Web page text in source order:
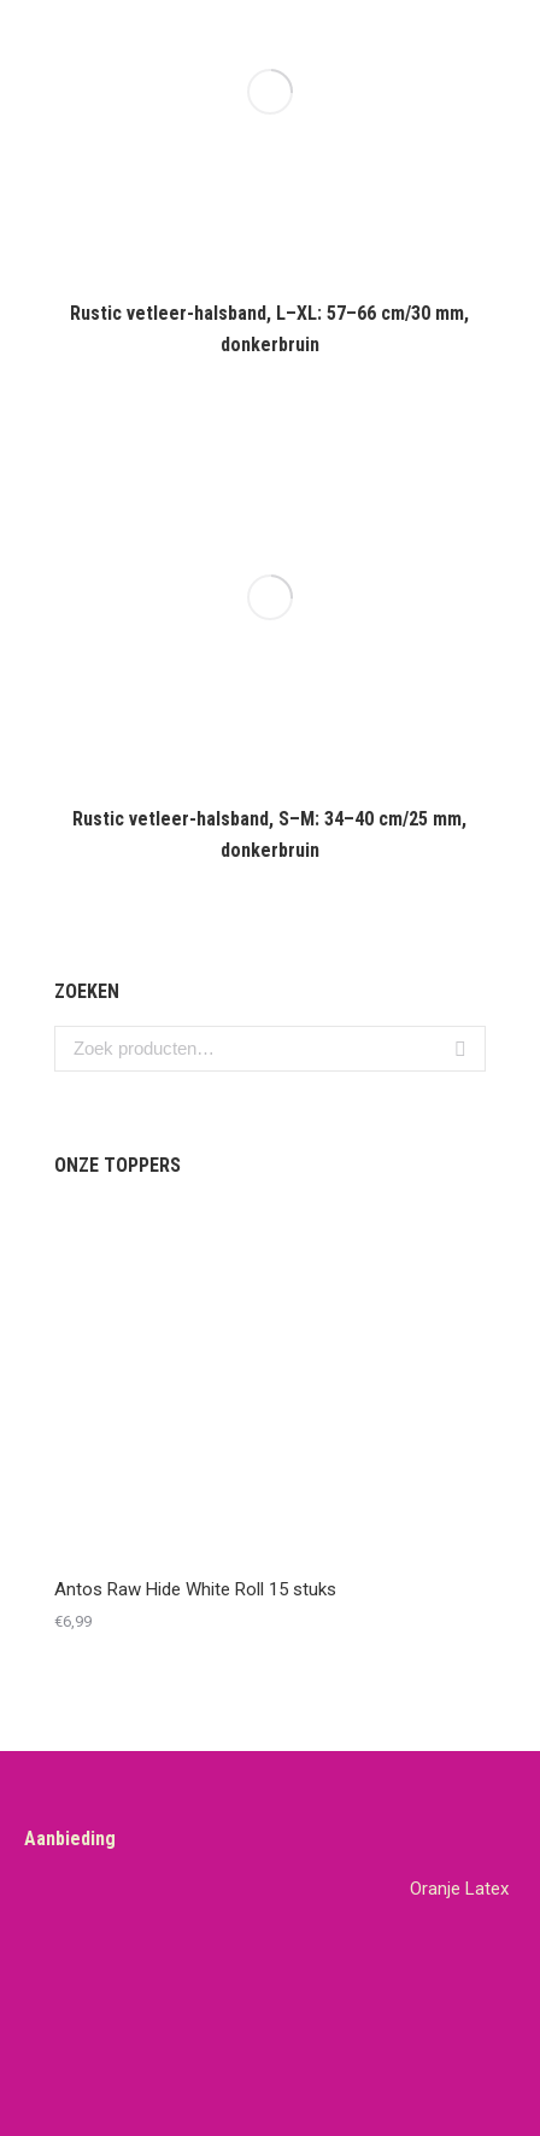
Rustic vetleer-halsband, L–XL: 57–66 cm/30 mm,
donkerbruin
Rustic vetleer-halsband, S–M: 34–40 cm/25 mm,
donkerbruin
ZOEKEN
ONZE TOPPERS
Antos Raw Hide White Roll 15 stuks
€6,99
Aanbieding
Oranje Latex